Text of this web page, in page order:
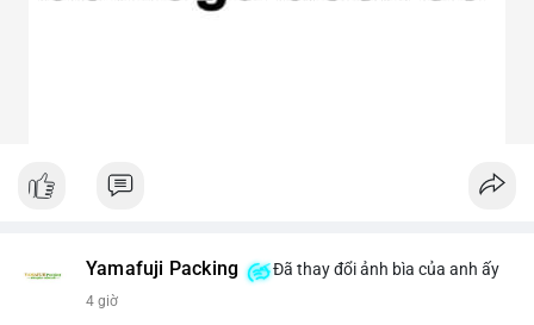
Yamafuji Packing Đã thay đổi ảnh bìa của anh ấy
4 giờ